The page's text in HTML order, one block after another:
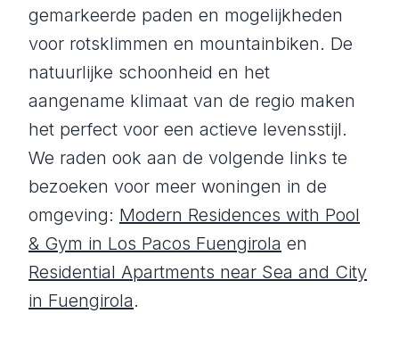
gemarkeerde paden en mogelijkheden
voor rotsklimmen en mountainbiken. De
natuurlijke schoonheid en het
aangename klimaat van de regio maken
het perfect voor een actieve levensstijl.
We raden ook aan de volgende links te
bezoeken voor meer woningen in de
omgeving: Modern Residences with Pool
& Gym in Los Pacos Fuengirola en
Residential Apartments near Sea and City
in Fuengirola.